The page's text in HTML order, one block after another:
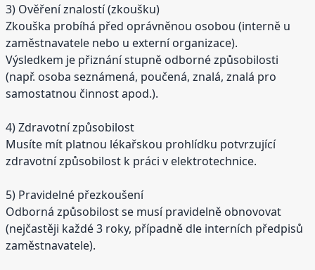
3) Ověření znalostí (zkoušku)
Zkouška probíhá před oprávněnou osobou (interně u
zaměstnavatele nebo u externí organizace).
Výsledkem je přiznání stupně odborné způsobilosti
(např. osoba seznámená, poučená, znalá, znalá pro
samostatnou činnost apod.).
4) Zdravotní způsobilost
Musíte mít platnou lékařskou prohlídku potvrzující
zdravotní způsobilost k práci v elektrotechnice.
5) Pravidelné přezkoušení
Odborná způsobilost se musí pravidelně obnovovat
(nejčastěji každé 3 roky, případně dle interních předpisů
zaměstnavatele).